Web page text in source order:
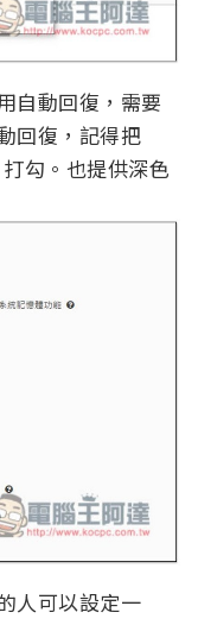
自動回復，需要
回復，記得把
勾。也提供深色
人可以設定一